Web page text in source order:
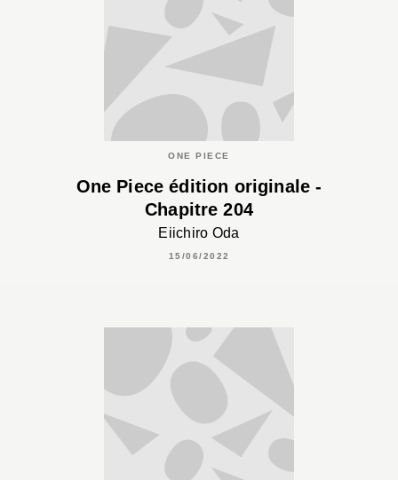
ONE PIECE
One Piece édition originale -
Chapitre 204
Eiichiro Oda
15/06/2022